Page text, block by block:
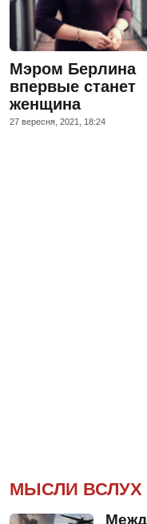
Мэром Берлина
впервые станет
женщина
27 вересня, 2021, 18:24
МЫСЛИ ВСЛУХ